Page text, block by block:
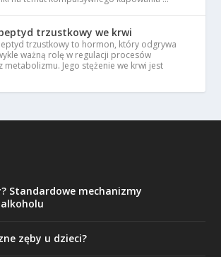
trzustkowy we krwi
trzustkowy to hormon, który odgrywa
ważną rolę w regulacji procesów
metabolizmu. Jego stężenie we krwi jest
Standardowe mechanizmy
zęby u dzieci?